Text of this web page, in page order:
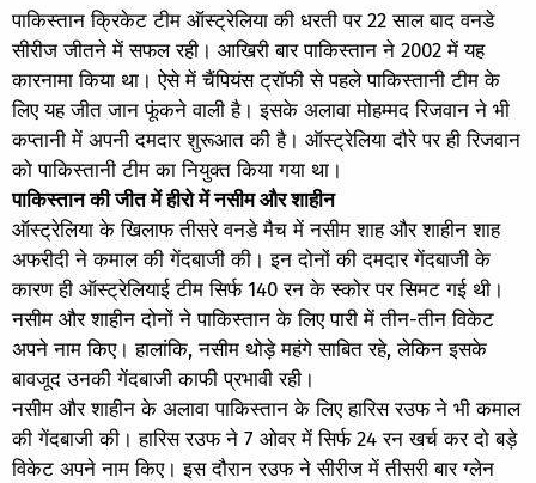
पाकिस्तान क्रिकेट टीम ऑस्ट्रेलिया की धरती पर 22 साल बाद वनडे
सीरीज जीतने में सफल रही। आखिरी बार पाकिस्तान ने 2002 में यह
कारनामा किया था। ऐसे में चैंपियंस ट्रॉफी से पहले पाकिस्तानी टीम के
लिए यह जीत जान फूंकने वाली है। इसके अलावा मोहम्मद रिजवान ने भी
कप्तानी में अपनी दमदार शुरूआत की है। ऑस्ट्रेलिया दौरे पर ही रिजवान
को पाकिस्तानी टीम का नियुक्त किया गया था।
पाकिस्तान की जीत में हीरो में नसीम और शाहीन
ऑस्ट्रेलिया के खिलाफ तीसरे वनडे मैच में नसीम शाह और शाहीन शाह
अफरीदी ने कमाल की गेंदबाजी की। इन दोनों की दमदार गेंदबाजी के
कारण ही ऑस्ट्रेलियाई टीम सिर्फ 140 रन के स्कोर पर सिमट गई थी।
नसीम और शाहीन दोनों ने पाकिस्तान के लिए पारी में तीन-तीन विकेट
अपने नाम किए। हालांकि, नसीम थोड़े महंगे साबित रहे, लेकिन इसके
बावजूद उनकी गेंदबाजी काफी प्रभावी रही।
नसीम और शाहीन के अलावा पाकिस्तान के लिए हारिस रउफ ने भी कमाल
की गेंदबाजी की। हारिस रउफ ने 7 ओवर में सिर्फ 24 रन खर्च कर दो बड़े
विकेट अपने नाम किए। इस दौरान रउफ ने सीरीज में तीसरी बार ग्लेन